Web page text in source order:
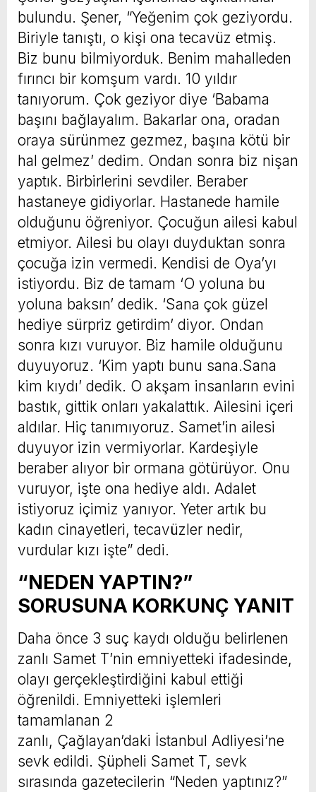
bulundu. Şener, “Yeğenim çok geziyordu.
Biriyle tanıştı, o kişi ona tecavüz etmiş.
Biz bunu bilmiyorduk. Benim mahalleden
fırıncı bir komşum vardı. 10 yıldır
tanıyorum. Çok geziyor diye ‘Babama
başını bağlayalım. Bakarlar ona, oradan
oraya sürünmez gezmez, başına kötü bir
hal gelmez’ dedim. Ondan sonra biz nişan
yaptık. Birbirlerini sevdiler. Beraber
hastaneye gidiyorlar. Hastanede hamile
olduğunu öğreniyor. Çocuğun ailesi kabul
etmiyor. Ailesi bu olayı duyduktan sonra
çocuğa izin vermedi. Kendisi de Oya’yı
istiyordu. Biz de tamam ‘O yoluna bu
yoluna baksın’ dedik. ‘Sana çok güzel
hediye sürpriz getirdim’ diyor. Ondan
sonra kızı vuruyor. Biz hamile olduğunu
duyuyoruz. ‘Kim yaptı bunu sana.Sana
kim kıydı’ dedik. O akşam insanların evini
bastık, gittik onları yakalattık. Ailesini içeri
aldılar. Hiç tanımıyoruz. Samet’in ailesi
duyuyor izin vermiyorlar. Kardeşiyle
beraber alıyor bir ormana götürüyor. Onu
vuruyor, işte ona hediye aldı. Adalet
istiyoruz içimiz yanıyor. Yeter artık bu
kadın cinayetleri, tecavüzler nedir,
vurdular kızı işte” dedi.
“NEDEN YAPTIN?”
SORUSUNA KORKUNÇ YANIT
Daha önce 3 suç kaydı olduğu belirlenen
zanlı Samet T’nin emniyetteki ifadesinde,
olayı gerçekleştirdiğini kabul ettiği
öğrenildi. Emniyetteki işlemleri
tamamlanan 2
zanlı, Çağlayan’daki İstanbul Adliyesi’ne
sevk edildi. Şüpheli Samet T, sevk
sırasında gazetecilerin “Neden yaptınız?”